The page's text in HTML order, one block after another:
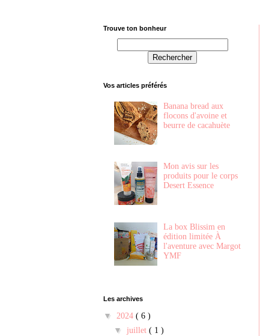
Trouve ton bonheur
Vos articles préférés
Banana bread aux
flocons d'avoine et
beurre de cacahuète
Mon avis sur les
produits pour le corps
Desert Essence
La box Blissim en
édition limitée À
l'aventure avec Margot
YMF
Les archives
▼ 2024 ( 6 )
▼ juillet ( 1 )